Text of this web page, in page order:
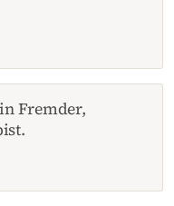
Fremder,